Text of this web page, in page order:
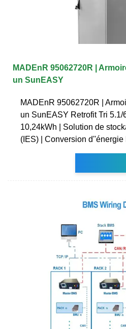
MADEnR 95062720R |
un SunEASY
MADEnR 95062720R |
un SunEASY Retrofit Tri 5.1/
10,24kWh | Solution de
(IES) | Conversion d''énergie